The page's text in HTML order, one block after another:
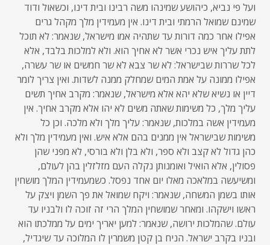
ועל פי נביא, כיהושע שמינהו משה רבינו ובית דינו, וכשאול ודוד
שמינם שמואל הרמתי ובית דינו. אין מעמידין מלך מקהל גרים
אפילו אחר כמה דורות עד שתהיה אמו מישראל, שנאמר: לא תוכל
לתת עליך איש נכרי אשר לא אחיך הוא. ולא למלכות בלבד, אלא
לכל שררות שבישראל: לא שר צבא לא שר חמשים או שר עשרה,
אפילו ממונה על אמת המים שמחלק ממנה לשדות. ואין צריך לומר
דיין או נשיא שלא יהא אלא מישראל, שנאמר: מקרב אחיך תשים
עליך מלך, כל משימות שאתה משים לא יהו אלא מקרב אחיך. אין
מעמידין אשה במלכות, שנאמר: עליך מלך ולא מלכה. וכן כל
משימות שבישראל אין ממנים בהם אלא איש. ואין מעמידין מלך ולא
כהן גדול לא קצב ולא ספר, ולא בלן ולא בורסי, לא מפני שהן
פסולין, אלא הואיל ואומנותן נקלה העם מזלזלין בהן לעולם,
ומשיעשה במלאכה מאלו יום אחד נפסל. כשמעמידין המלך מושחין
אותו בשמן המשחה, שנאמר: ויקח שמואל את פך השמן ויצק על
ראשו וישקהו. ומאחר שמושחין המלך הרי זה זוכה לו ולבניו עד
עולם. שהמלכות ירושה, שנאמר: למען יאריך ימים על ממלכתו הוא
ובניו בקרב ישראל. הניח בן קטן משמרין לו המלוכה עד שיגדיל,